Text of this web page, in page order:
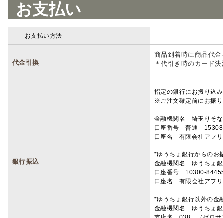
お支払い
お支払い方法
代金引換
商品到着時に商品代
＊代引き時のカード
銀行振込
指定の銀行にお振り込
※ご注文確定前にお振
金融機関名 埼玉りそ
口座番号 普通
口座名 有限会社アフ
*ゆうちょ銀行からのお
金融機関名 ゆうちょ
口座番号 10300-
口座名 有限会社アフ
*ゆうちょ銀行以外の金
金融機関名 ゆうちょ